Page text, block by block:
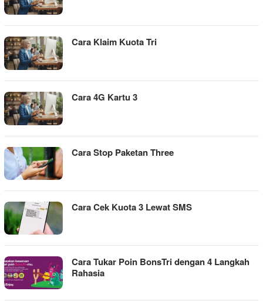
Cara Klaim Kuota Tri
Cara 4G Kartu 3
Cara Stop Paketan Three
Cara Cek Kuota 3 Lewat SMS
Cara Tukar Poin BonsTri dengan 4 Langkah
Rahasia